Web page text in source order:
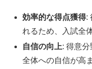
効率的な得点獲得:
れるため、入試全
自信の向上: 得意
全体への自信が高